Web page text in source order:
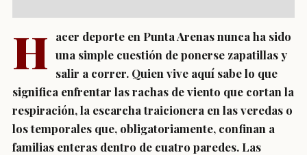
H acer deporte en Punta Arenas nunca ha sido
una simple cuestión de ponerse zapatillas y
salir a correr. Quien vive aquí sabe lo que
significa enfrentar las rachas de viento que cortan la
respiración, la escarcha traicionera en las veredas o
los temporales que, obligatoriamente, confinan a
familias enteras dentro de cuatro paredes. Las